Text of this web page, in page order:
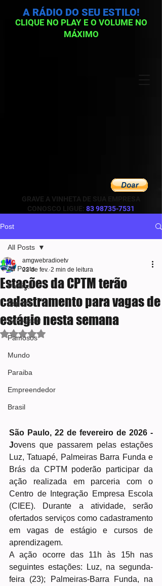
GRAVE A VINHETA DE SUA EMPRESA
CONOSCO LIGUE:
83 98735-7531
CLIQUE NO PLAY E O VOLUME NO
MÁXIMO
A RÁDIO DO SEU ESTILO!
Post
All Posts
Política
Esporte
Bem-estar
Famosos
Mundo
Paraiba
Empreendedor
Brasil
All Posts
Estações da CPTM terão
cadastramento para vagas de
estágio nesta semana
amgwebradioetv
22 de fev. 2 min de leitura
Avaliado com NaN de 5 estrelas.
São Paulo, 22 de fevereiro de 2026 -
Jovens que passarem pelas estações
Luz, Tatuapé, Palmeiras Barra Funda e
Brás da CPTM poderão participar da
ação realizada em parceria com o
Centro de Integração Empresa Escola
(CIEE). Durante a atividade, serão
ofertados serviços como cadastramento
em vagas de estágio e cursos de
aprendizagem.
A ação ocorre das 11h às 15h nas
seguintes estações: Luz, na segunda-
feira (23); Palmeiras-Barra Funda, na